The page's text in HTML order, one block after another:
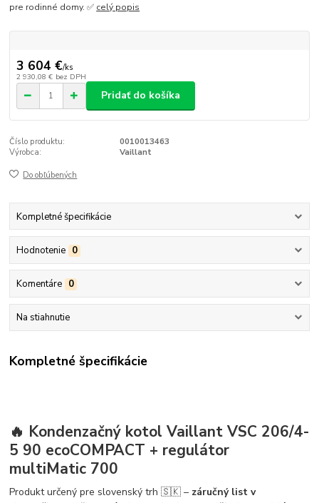
pre rodinné domy. ✅ celý popis
3 604 €/ks
2 930,08 € bez DPH
Pridať do košíka
Číslo produktu:
0010013463
Výrobca:
Vaillant
Do obľúbených
Kompletné špecifikácie
Hodnotenie 0
Komentáre 0
Na stiahnutie
Kompletné špecifikácie
🔥 Kondenzačný kotolVaillant VSC 206/4-
5 90 ecoCOMPACT + regulátor
multiMatic 700
Produkt určený pre slovenský trh 🇸🇰 – záručný list v